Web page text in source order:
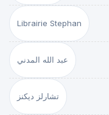
Librairie Stephan
عبد الله المدني
تشارلز ديكنز